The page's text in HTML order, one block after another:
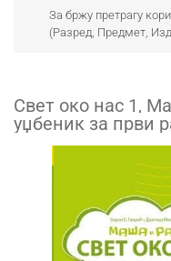
За бржу претрагу
(Разред, Предмет,
Свет око нас 1,
уџбеник за први